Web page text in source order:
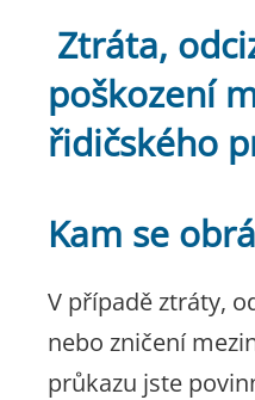
Ztráta,
poškození
řidičského
Kam se
V případě ztráty,
nebo zničení
průkazu jste